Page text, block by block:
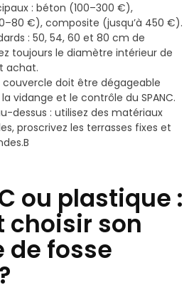
: béton (100–300 €),
€), composite (jusqu’à 450 €).
: 50, 54, 60 et 80 cm de
toujours le diamètre intérieur de
achat.
couvercle doit être dégageable
vidange et le contrôle du SPANC.
dessus : utilisez des matériaux
proscrivez les terrasses fixes et
ou plastique :
son
de fosse